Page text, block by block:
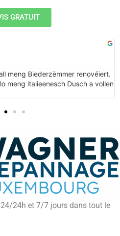
GRATUIT
meng Biederzëmmer renovéiert.
meng italieenesch Dusch a vollen
24h et 7/7 jours dans tout le